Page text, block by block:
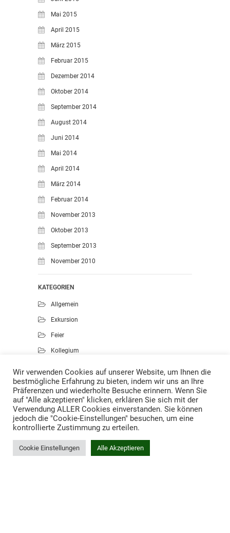
Mai 2015
April 2015
März 2015
Februar 2015
Dezember 2014
Oktober 2014
September 2014
August 2014
Juni 2014
Mai 2014
April 2014
März 2014
Februar 2014
November 2013
Oktober 2013
September 2013
November 2010
KATEGORIEN
Allgemein
Exkursion
Feier
Kollegium
Musik
Projekte
Sport
Wir verwenden Cookies auf unserer Website, um Ihnen die
bestmögliche Erfahrung zu bieten, indem wir uns an Ihre
Präferenzen und wiederholte Besuche erinnern. Wenn Sie
auf "Alle akzeptieren" klicken, erklären Sie sich mit der
Verwendung ALLER Cookies einverstanden. Sie können
jedoch die "Cookie-Einstellungen" besuchen, um eine
kontrollierte Zustimmung zu erteilen.
Cookie Einstellungen Alle Akzeptieren